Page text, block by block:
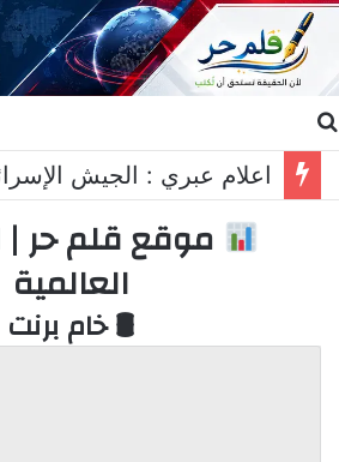
موقع قلم حر |
العالمية
🛢 خام برنت